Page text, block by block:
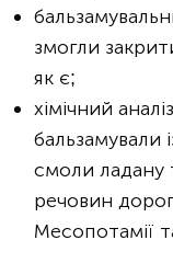
змогли
як є;
хімічний
бальзамували
смоли ладану
речовин
Месопотамії